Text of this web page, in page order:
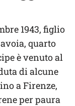
1943, figlio
quarto
è venuto al
di alcune
a Firenze,
per paura